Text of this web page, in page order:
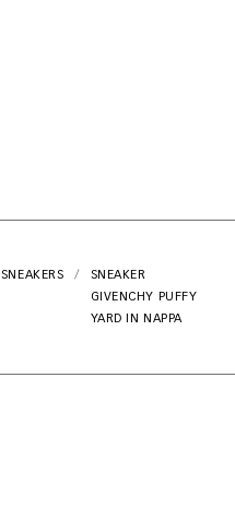
SNEAKERS
SNEAKER
GIVENCHY PUFFY
YARD IN NAPPA